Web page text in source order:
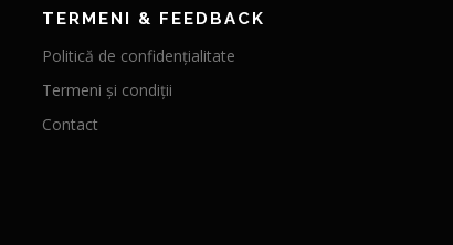
TERMENI & FEEDBACK
Politică de confidențialitate
Termeni și condiții
Contact